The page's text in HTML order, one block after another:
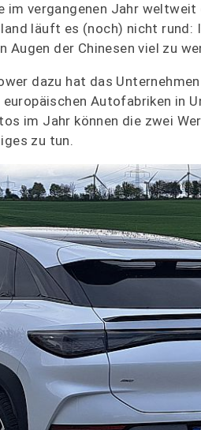
im vergangenen Jahr
läuft es (noch) nicht rund:
der Chinesen viel zu
dazu hat das
Autofabriken in
im Jahr können die zwei
zu tun.